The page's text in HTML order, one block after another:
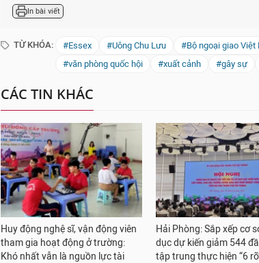
In bài viết
TỪ KHÓA: #Essex #Uông Chu Lưu #Bộ ngoại giao Việt
#văn phòng quốc hội
#xuất cảnh #gây sự
CÁC TIN KHÁC
Huy động nghệ sĩ, vận động viên
tham gia hoạt động ở trường:
Khó nhất vẫn là nguồn lực tài
Hải Phòng: Sắp xếp cơ
dục dự kiến giảm 544
tập trung thực hiện “6